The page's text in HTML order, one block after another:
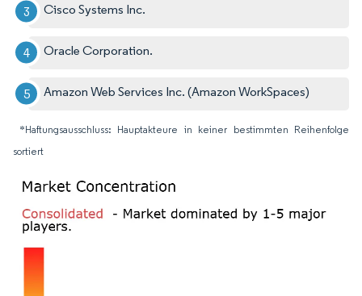
Cisco Systems Inc.
Oracle Corporation.
Amazon Web Services Inc. (Amazon WorkSpaces)
*Haftungsausschluss: Hauptakteure in keiner bestimmten Reihenfolge
sortiert